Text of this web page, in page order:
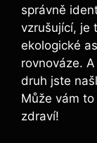
správně
vzrušující, je
ekologické
rovnováze.
druh jste
Může vám
zdraví!